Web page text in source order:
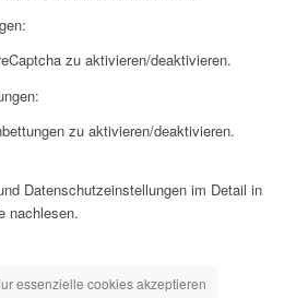
zu aktivieren/deaktivieren.
zu aktivieren/deaktivieren.
Datenschutzeinstellungen im Detail in
nachlesen.
essenzielle cookies akzeptieren